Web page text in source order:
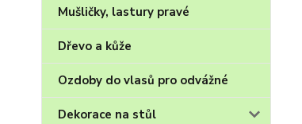
Mušličky, lastury pravé
Dřevo a kůže
Ozdoby do vlasů pro odvážné
Dekorace na stůl